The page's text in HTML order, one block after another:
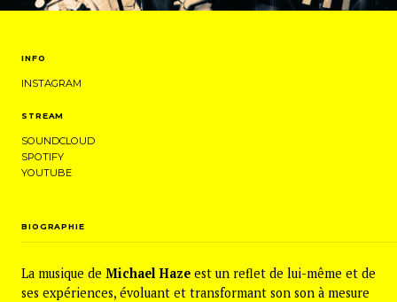
INFO
INSTAGRAM
STREAM
SOUNDCLOUD
SPOTIFY
YOUTUBE
BIOGRAPHIE
La musique de Michael Haze est un reflet de lui-même et de
ses expériences, évoluant et transformant son son à mesure